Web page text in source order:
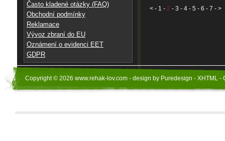
Často kladené otázky (FAQ)
Obchodní podmínky
Reklamace
Vývoz zbraní do EU
Oznámení o evidenci EET
GDPR
< - 1 - 2 - 3 - 4 - 5 - 6 - 7 - >
Copyright © 2026 www.rehak-lov.com - design by Puredesign - XHTML -